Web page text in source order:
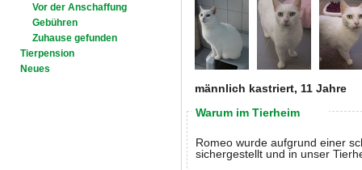
Vor der Anschaffung
Gebühren
Zuhause gefunden
Tierpension
Neues
männlich kastriert, 11 Jahre
Warum im Tierheim
Romeo wurde aufgrund einer
sichergestellt und in unser